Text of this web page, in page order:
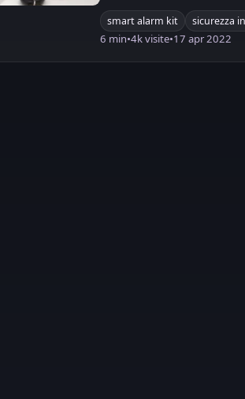
WiFi e con il mondo
smart alarm kit sicurezza
6 min•4k visite•17 apr 2022